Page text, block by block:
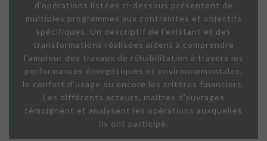
d'opérations listées ci-dessous présentent de
multiples programmes aux contraintes et objectifs
spécifiques. Un descriptif de l'existant et des
transformations réalisées aident à comprendre
l'ampleur des travaux de réhabilitation à travers les
performances énergétiques et environnementales,
le confort d'usage ou encore les critères financiers.
Les différents acteurs, maîtres d'ouvrages
témoignent et analysent les opérations auxquelles
ils ont participé.